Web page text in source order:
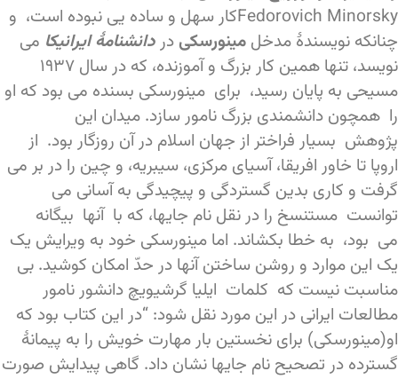
Fedorovich Minorskyکار سهل و ساده یی نبوده است، و
چنانکه نویسندۀ مدخل مینورسکی دردانشنامۀ ایرانیکا می
نویسد، تنها همین کار بزرگ و آموزنده، که در سال ۱۹۳۷
مسیحی به پایان رسید، برای مینورسکی بسنده می بود که او
را همچون دانشمندی بزرگ نامور سازد. میدان این
پژوهش بسیار فراختر از جهان اسلام در آن روزگار بود. از
اروپا تا خاور افریقا، آسیای مرکزی، سیبریه، و چین را در بر می
گرفت و کاری بدین گستردگی و پیچیدگی به آسانی می
توانست مستنسخ را در نقل نام جایها، که با آنها بیگانه
می بود، به خطا بکشاند. اما مینورسکی خود به ویرایش یک
یک این موارد و روشن ساختن آنها در حدّ امکان کوشید. بی
مناسبت نیست که کلمات ایلیا گرشیویچ دانشور نامور
مطالعات ایرانی در این مورد نقل شود: “در این کتاب بود که
او(مینورسکی) برای نخستین بار مهارت خویش را به پیمانۀ
گسترده در تصحیح نام جایها نشان داد. گاهی پیدایش صورت